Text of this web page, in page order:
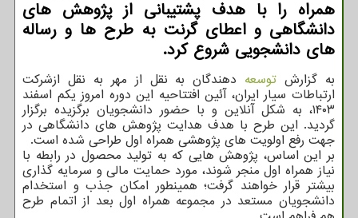
همراه را با هدف پشتیبانی از پژوهش های
دانشگاهی و اعطای گرنت به طرح ها و رساله
های دانشجویی شروع کرد.
به گزارش توسعه دهندگان به نقل از مهر به نقل ازشرکت
ارتباطات سیار ایران، آئین افتتاحیه این دوره امروز یکم اسفند
۱۴۰۳، به شکل آنلاین و با حضور دانشجویان برگزیده برگزار
گردید. این طرح با هدف هدایت پژوهش های دانشگاهی در
جهت رفع اولویت های پژوهشی همراه اول طراحی شده است.
بر این اساس، پژوهش هایی که به تولید محصول در رابطه با
نیاز همراه اول منجر شوند، مورد حمایت مالی و سرمایه گذاری
بیشتر قرار خواهند گرفت؛ همینطور امکان جذب و استخدام
دانشجویان مستعد در مجموعه همراه اول بعد از اتمام طرح